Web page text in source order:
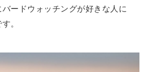
ードウォッチングが好きな人に
。